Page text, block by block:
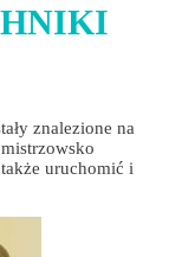
znalezione na
uruchomić i